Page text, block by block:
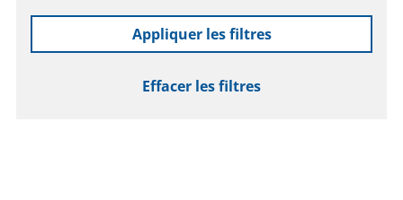
Appliquer les filtres
Effacer les filtres